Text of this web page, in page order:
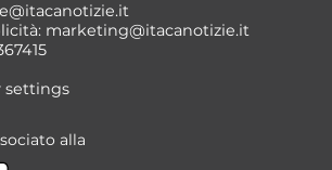
marketing@itacanotizie.it
settings
alla